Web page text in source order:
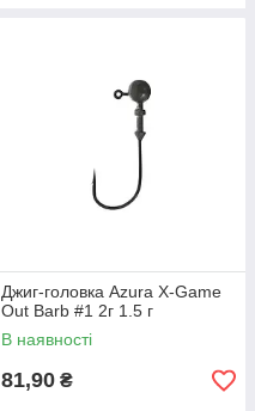
Джиг-головка Azura X-Game
Out Barb #1 2г 1.5 г
В наявності
81,90 ₴